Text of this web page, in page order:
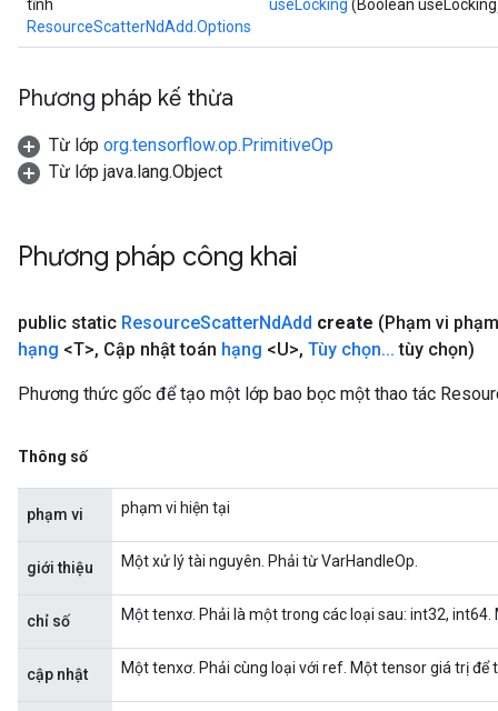
tĩnh
ResourceScatterNdAdd.Options
useLocking (Boolean
Phương pháp kế thừa
Từ lớp org.tensorflow.op.PrimitiveOp
Từ lớp java.lang.Object
Phương pháp công khai
public static ResourceScatterNdAdd create (Phạm vi
hạng <T>, Cập nhật toán hạng <U>, Tùy chọn... tùy chọn)
Phương thức gốc để tạo một lớp bao bọc một thao tác
Thông số
phạm vi phạm vi hiện tại
giới thiệu Một xử lý tài nguyên. Phải từ VarHandleOp.
chỉ số Một tenxơ. Phải là một trong các loại sau: int32,
cập nhật Một tenxơ. Phải cùng loại với ref. Một tensor giá trị để